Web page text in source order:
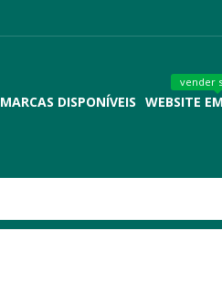
MARCAS DISPONÍVEIS WEBSITE
vender